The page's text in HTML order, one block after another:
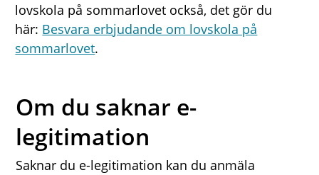
lovskola på sommarlovet också, det gör du
här: Besvara erbjudande om lovskola på
sommarlovet.
Om du saknar e-
legitimation
Saknar du e-legitimation kan du anmäla